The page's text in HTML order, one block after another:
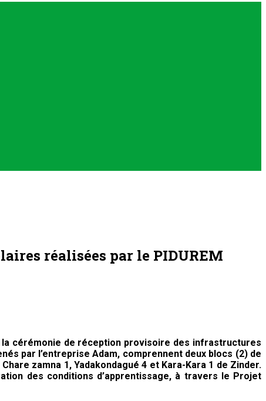
réalisées par le PIDUREM
la cérémonie de réception provisoire des infrastructures
par l’entreprise Adam, comprennent deux blocs (2) de
zamna 1, Yadakondagué 4 et Kara-Kara 1 de Zinder.
des conditions d’apprentissage, à travers le Projet